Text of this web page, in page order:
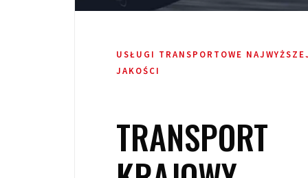
USŁUGI TRANSPORTOWE
JAKOŚCI
TRANSPORT